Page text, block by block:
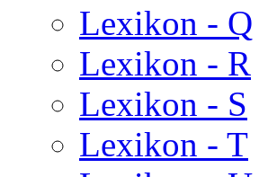
Lexikon - Q
Lexikon - R
Lexikon - S
Lexikon - T